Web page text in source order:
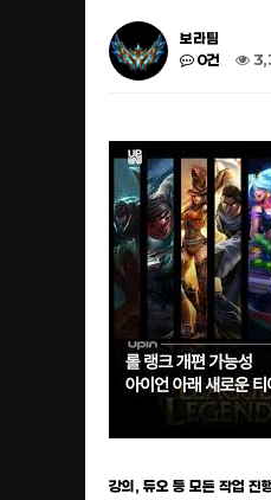
보라팀
0건
강의, 듀오 등 모든 작업 진